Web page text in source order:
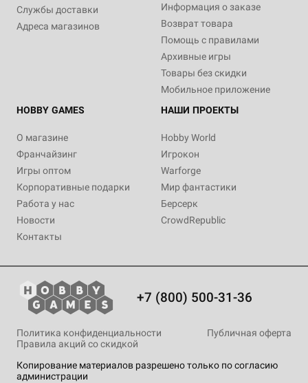
Службы доставки
Адреса магазинов
Информация о заказе
Возврат товара
Помощь с правилами
Архивные игры
Товары без скидки
Мобильное приложение
HOBBY GAMES
О магазине
Франчайзинг
Игры оптом
Корпоративные подарки
Работа у нас
Новости
Контакты
НАШИ ПРОЕКТЫ
Hobby World
Игрокон
Warforge
Мир фантастики
Берсерк
CrowdRepublic
+7 (800) 500-31-36
Копирование материалов разрешено только по согласию
администрации
Политика конфиденциальности
Публичная оферта
Правила акций со скидкой